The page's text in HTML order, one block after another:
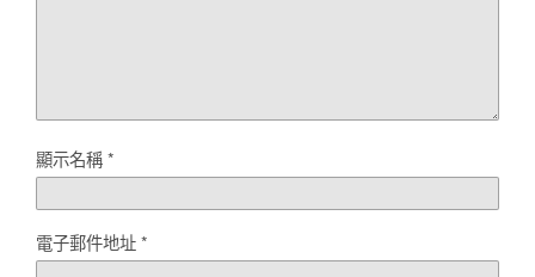
顯示名稱*
電子郵件地址*